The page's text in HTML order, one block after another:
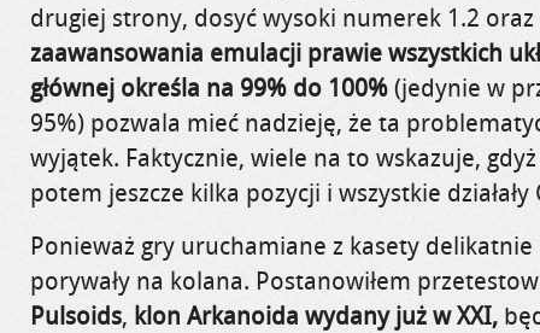
drugiej strony, dosyć wysoki numerek 1.2
zaawansowania emulacji prawie wszystkich
głównej określa na 99% do 100%(jedynie w
95%) pozwala mieć nadzieję, że ta
wyjątek. Faktycznie, wiele na to wskazuje,
potem jeszcze kilka pozycji i wszystkie działały
Ponieważ gry uruchamiane z kasety
porywały na kolana. Postanowiłem
Pulsoids, klon Arkanoida wydany już w XXI,